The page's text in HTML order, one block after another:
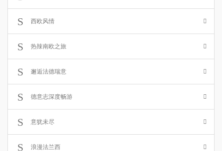
西欧风情
热辣南欧之旅
邂逅法德瑞意
德意志深度畅游
意犹未尽
浪漫法兰西